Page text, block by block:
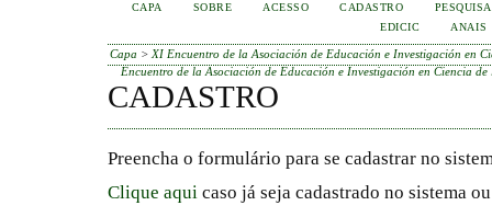
CAPA SOBRE ACESSO CADASTRO
PESQUISA
EDICIC
ANAIS
Capa > XI Encuentro de la Asociación de Educación e Investigación en
Encuentro de la Asociación de Educación e Investigación en Ciencia
CADASTRO
Preencha o formulário para se cadastrar no
Clique aqui caso já seja cadastrado no sistema